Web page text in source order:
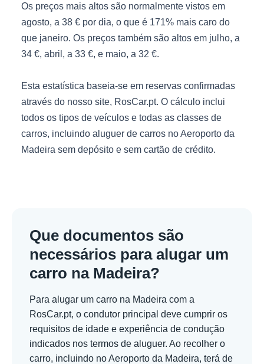
Os preços mais altos são normalmente vistos em
agosto, a 38 € por dia, o que é 171% mais caro do
que janeiro. Os preços também são altos em julho, a
34 €, abril, a 33 €, e maio, a 32 €.
Esta estatística baseia-se em reservas confirmadas
através do nosso site, RosCar.pt. O cálculo inclui
todos os tipos de veículos e todas as classes de
carros, incluindo aluguer de carros no Aeroporto da
Madeira sem depósito e sem cartão de crédito.
Que documentos são
necessários para alugar um
carro na Madeira?
Para alugar um carro na Madeira com a
RosCar.pt, o condutor principal deve cumprir os
requisitos de idade e experiência de condução
indicados nos termos de aluguer. Ao recolher o
carro, incluindo no Aeroporto da Madeira, terá de